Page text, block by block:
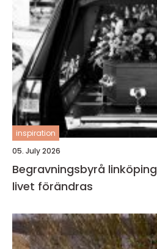
inspiration
05. July 2026
Begravningsbyrå linköping tryggt stöd när
livet förändras